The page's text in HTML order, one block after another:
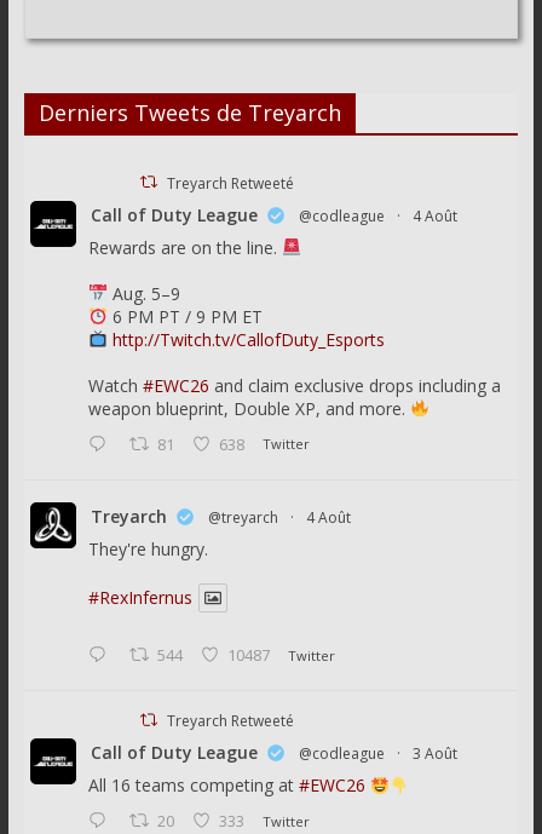
Derniers Tweets de Treyarch
Treyarch Retweeté
Call of Duty League @codleague · 4 Août
Rewards are on the line.
Aug. 5–9
6 PM PT / 9 PM ET
http://Twitch.tv/CallofDuty_Esports
Watch #EWC26 and claim exclusive drops including a
weapon blueprint, Double XP, and more.
81 638 Twitter
Treyarch @treyarch · 4 Août
They're hungry.
#RexInfernus
544 10487 Twitter
Treyarch Retweeté
Call of Duty League @codleague · 3 Août
All 16 teams competing at #EWC26
20 333 Twitter